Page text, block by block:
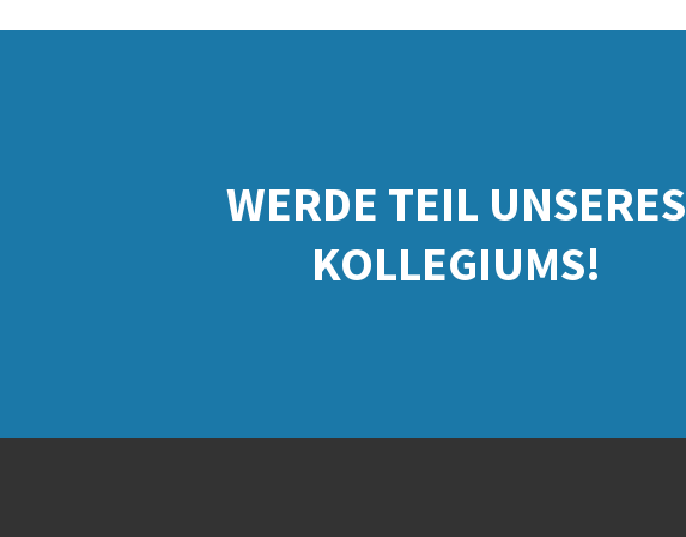
WERDE TEIL UNSERES
KOLLEGIUMS!